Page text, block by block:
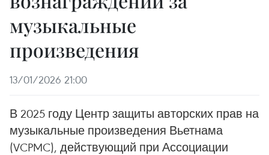
музыкальные
произведения
13/01/2026 21:00
В 2025 году Центр защиты авторских прав на
музыкальные произведения Вьетнама
(VCPMC), действующий при Ассоциации